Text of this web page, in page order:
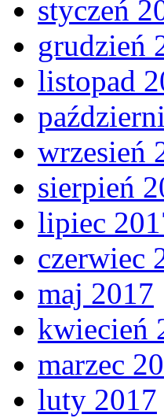
styczeń
grudzień
listopad
wrzesień
sierpień
lipiec
czerwiec
maj 2017
kwiecień
marzec
luty 2017